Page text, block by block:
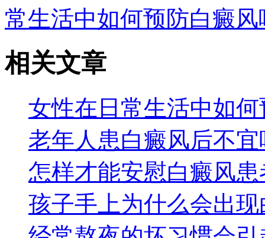
常生活中如何预防白癜风
相关文章
女性在日常生活中如
老年人患白癜风后不
怎样才能安慰白癜风患
孩子手上为什么会出现